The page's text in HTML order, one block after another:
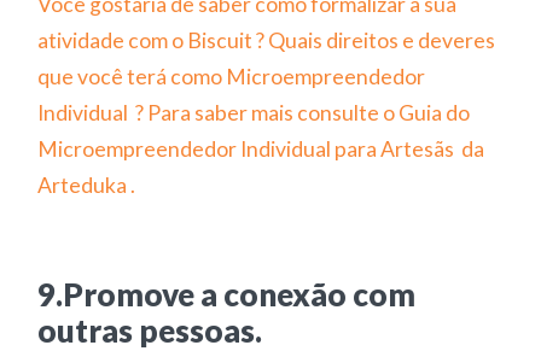
atividade com o Biscuit ? Quais direitos e deveres
que você terá como Microempreendedor
Individual ? Para saber mais consulte o Guia do
Microempreendedor Individual para Artesãs da
Arteduka .
9.Promove a conexão com
outras pessoas.